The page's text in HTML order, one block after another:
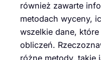
również zawarte
metodach wyceny,
wszelkie dane,
obliczeń.